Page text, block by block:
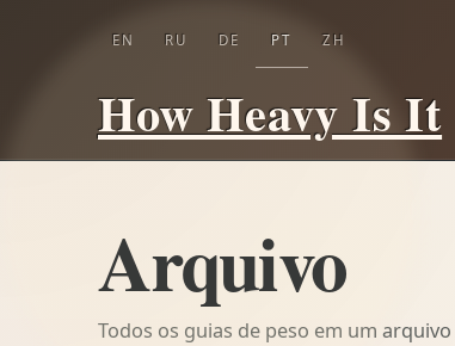
How Heavy Is It
EN RU DE PT ZH
Arquivo
Todos os guias de peso em um